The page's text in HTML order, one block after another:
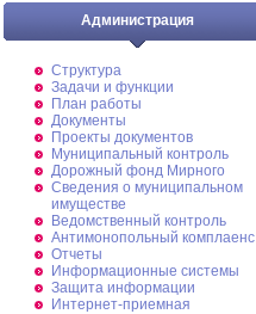
Администрация
Структура
Задачи и функции
План работы
Документы
Проекты документов
Муниципальный контроль
Дорожный фонд Мирного
Cведения о муниципальном
имуществе
Ведомственный контроль
Антимонопольный комплаенс
Отчеты
Информационные системы
Защита информации
Интернет-приемная